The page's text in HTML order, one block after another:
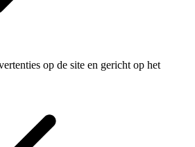
op de site en gericht op het